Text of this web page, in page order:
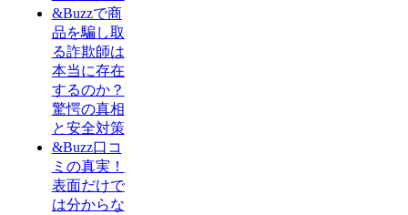
&Buzzで商
品を騙し取
る詐欺師は
本当に存在
するのか？
驚愕の真相
と安全対策
&Buzz口コ
ミの真実！
表面だけで
は分からな